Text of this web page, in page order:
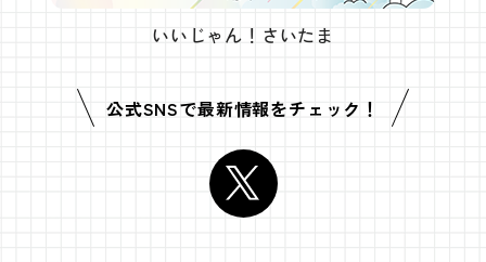
いいじゃん！さいたま
公式SNSで最新情報をチェック！